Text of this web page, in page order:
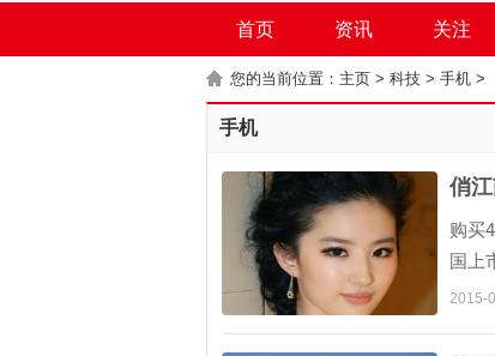
首页 资讯 关注
您的当前位置： 主页 > 科技 > 手机 >
手机
俏
购买
国上
余力
2015-